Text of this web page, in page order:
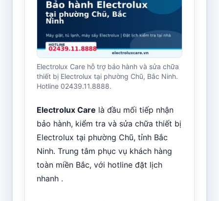
Electrolux Care hỗ trợ bảo hành và sửa chữa
thiết bị Electrolux tại phường Chũ, Bắc Ninh.
Hotline 02439.11.8888.
Electrolux Care là đầu mối tiếp nhận
bảo hành, kiểm tra và sửa chữa thiết bị
Electrolux tại phường Chũ, tỉnh Bắc
Ninh. Trung tâm phục vụ khách hàng
toàn miền Bắc, với hotline đặt lịch
nhanh .